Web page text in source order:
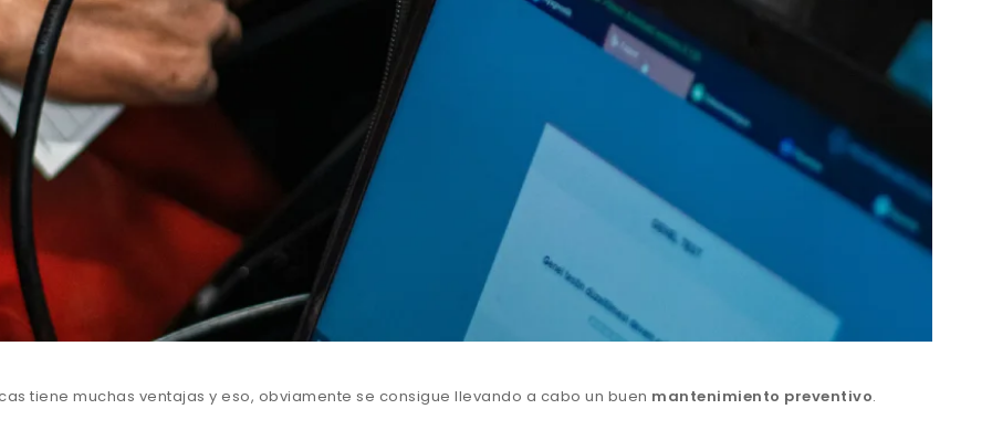
tiene muchas ventajas y eso, obviamente se consigue llevando a cabo un buen mantenimiento preventivo.